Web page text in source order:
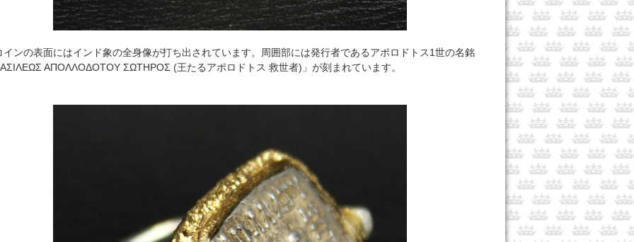
ンの表面にはインド象の全身像が打ち出されています。周囲部には発行者であるアポロドトス1世の名銘
ΑΠΟΛΛΟΔΟΤΟΥ ΣΩΤΗΡΟΣ (王たるアポロドトス 救世者)」が刻まれています。